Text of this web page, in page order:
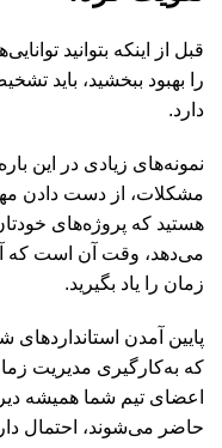
قبل از اینکه بتوانید
را بهبود ببخشید، باید
دارد.
نمونه‌های زیادی در این
مشکلات، از دست دادن
هستید که پروژه‌های
می‌دهد، وقت آن است که
زمان را یاد بگیرید.
پایین آمدن
که به‌کارگیری مدیریت
اعضای تیم شما همیشه
حاضر می‌شوند، احتمال